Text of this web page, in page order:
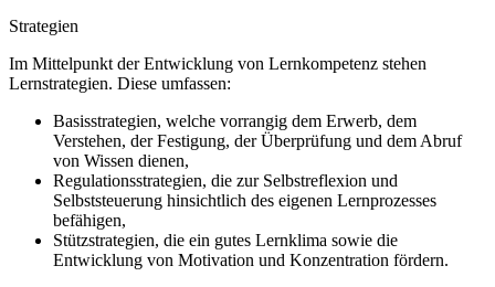
Strategien
Im Mittelpunkt der Entwicklung von Lernkompetenz stehen
Lernstrategien. Diese umfassen:
Basisstrategien, welche vorrangig dem Erwerb, dem
Verstehen, der Festigung, der Überprüfung und dem Abruf
von Wissen dienen,
Regulationsstrategien, die zur Selbstreflexion und
Selbststeuerung hinsichtlich des eigenen Lernprozesses
befähigen,
Stützstrategien, die ein gutes Lernklima sowie die
Entwicklung von Motivation und Konzentration fördern.